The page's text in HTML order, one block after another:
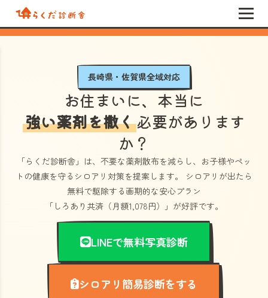
長崎県・佐賀県全域対応
お住まいに、本当に
強い薬剤を撒く必要があります
か？
「らくだ診断舎」 は、不要な薬剤散布を減らし、お子様やペッ
トの健康を守るシロアリ対策を提案します。 シロアリが出たら
無料で駆除する画期的な安心プラン
「しろあり共済（月額1,078円）」 が好評です。
LINEで無料写真診断
シロアリ簡易診断をする